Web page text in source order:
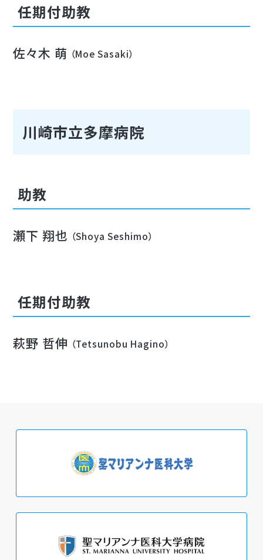
任期付助教
佐々木 萌 （Moe Sasaki）
川崎市立多摩病院
助教
瀬下 翔也 （Shoya Seshimo）
任期付助教
萩野 哲伸 （Tetsunobu Hagino）